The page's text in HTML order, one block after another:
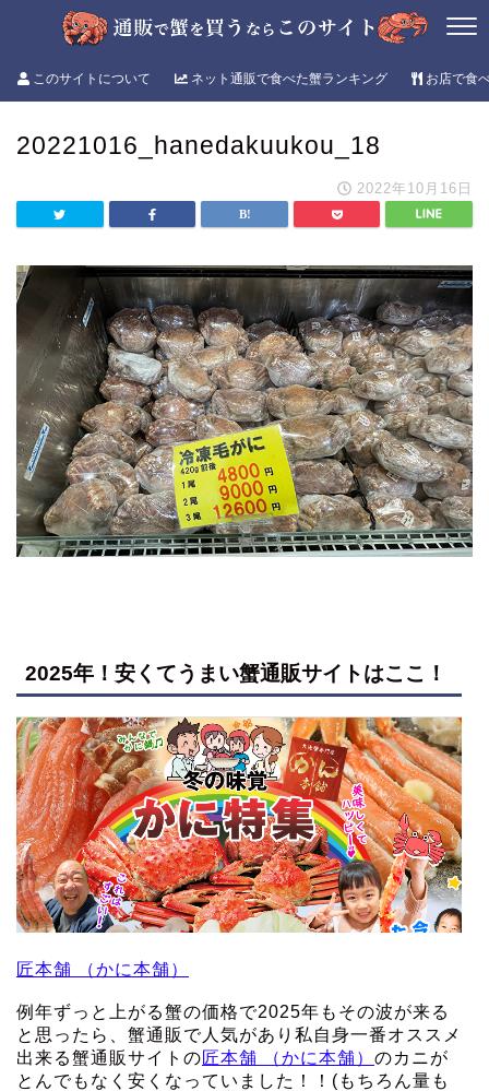
このサイトについて ネット通販で食べた蟹ランキング お店で食
20221016_hanedakuukou_18
2022年10月16日
2025年！安くてうまい蟹通販サイトはここ！
匠本舗 （かに本舗）
例年ずっと上がる蟹の価格で2025年もその波が来る
と思ったら、蟹通販で人気があり私自身一番オススメ
出来る蟹通販サイトの匠本舗 （かに本舗） のカニが
とんでもなく安くなっていました！！(もちろん量も